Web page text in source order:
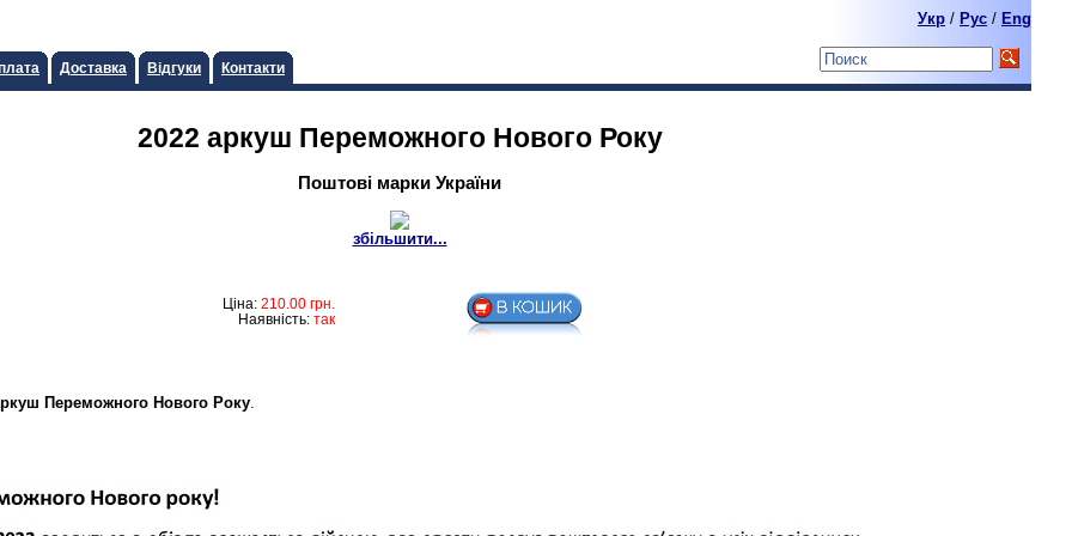
Доставка Відгуки Контакти
Укр / Pyc / Eng
2022 аркуш Переможного Нового Року
Поштові марки України
збільшити...
Ціна: 210.00 грн.
Наявність: так
Переможного Нового Року.